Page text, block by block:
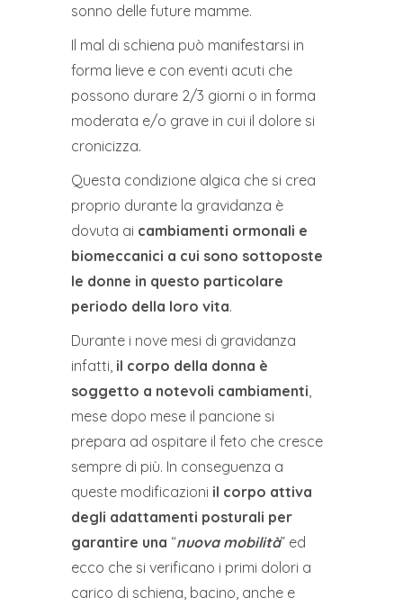
sonno delle future mamme.
Il mal di schiena può manifestarsi in
forma lieve e con eventi acuti che
possono durare 2/3 giorni o in forma
moderata e/o grave in cui il dolore si
cronicizza.
Questa condizione algica che si crea
proprio durante la gravidanza è
dovuta ai cambiamenti ormonali e
biomeccanici a cui sono sottoposte
le donne in questo particolare
periodo della loro vita.
Durante i nove mesi di gravidanza
infatti, il corpo della donna è
soggetto a notevoli cambiamenti
mese dopo mese il pancione si
prepara ad ospitare il feto che cresce
sempre di più. In conseguenza a
queste modificazioni il corpo attiva
degli adattamenti posturali per
garantire una “nuova mobilità” ed
ecco che si verificano i primi dolori a
carico di schiena, bacino, anche e